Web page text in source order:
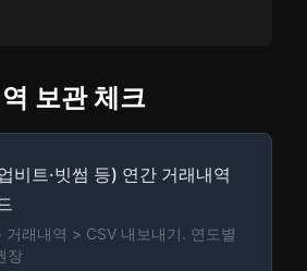
보관 체크
비트·빗썸 등) 연간 거래내역
거래내역 > CSV 내보내기. 연도별
장